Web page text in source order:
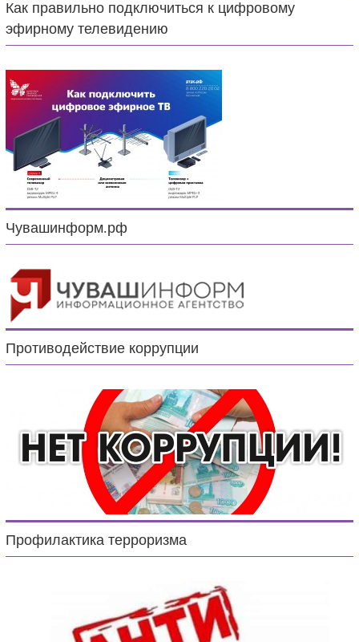
Как правильно подключиться к цифровому
эфирному телевидению
Чувашинформ.рф
Противодействие коррупции
Профилактика терроризма